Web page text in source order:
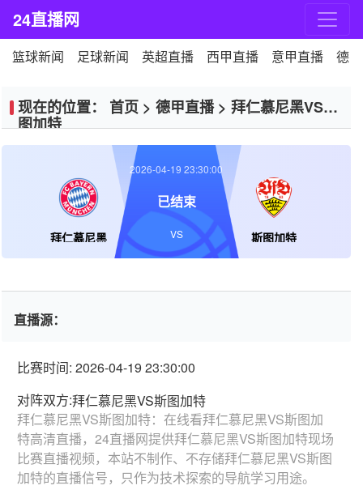
24直播网
篮球新闻 足球新闻 英超直播 西甲直播 意甲直播 德
现在的位置： 首页 > 德甲直播> 拜仁慕尼黑VS斯
图加特
拜仁慕尼黑 斯图加特
2026-04-19 23:30:00
已结束
VS
直播源：
比赛时间: 2026-04-19 23:30:00
对阵双方:拜仁慕尼黑VS斯图加特
拜仁慕尼黑VS斯图加特：在线看拜仁慕尼黑VS斯图加
特高清直播，24直播网提供拜仁慕尼黑VS斯图加特现场
比赛直播视频，本站不制作、不存储拜仁慕尼黑VS斯图
加特的直播信号，只作为技术探索的导航学习用途。